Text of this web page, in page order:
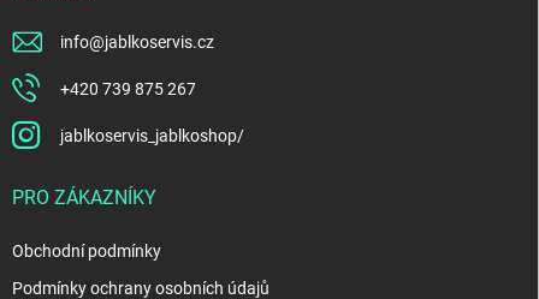
info@jablkoservis.cz
+420 739 875 267
jablkoservis_jablkoshop/
PRO ZÁKAZNÍKY
Obchodní podmínky
Podmínky ochrany osobních údajů